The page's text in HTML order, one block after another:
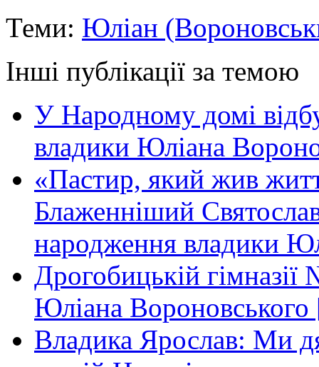
Теми: Юліан
Інші публікації за темою
У Народному домі
владики Юліана
«Пастир, який жив
Блаженніший
народження владики
Дрогобицькій
Юліана
Владика Ярослав: Ми